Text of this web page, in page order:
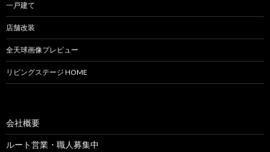
一戸建て
店舗改装
全天球画像プレビュー
リビングステージ HOME
会社概要
ルート営業・職人募集中